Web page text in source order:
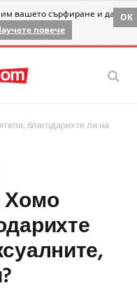
вашето сърфиране и да
повече
OK
благодарихте ли на
Хомо